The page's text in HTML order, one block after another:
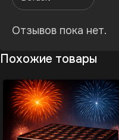
Отзывов пока нет.
Похожие товары